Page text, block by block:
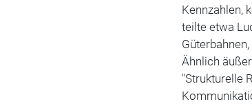
Kennzahlen,
teilte etwa
Ähnlich
"Strukturelle